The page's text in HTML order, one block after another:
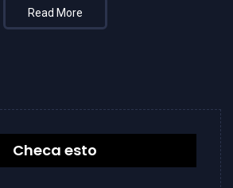
Read More
Checa esto